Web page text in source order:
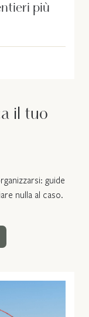
più
il tuo
guide
nulla al caso.